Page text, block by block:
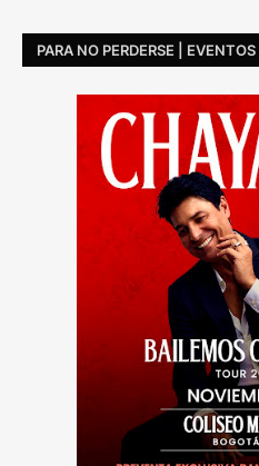
PARA NO PERDERSE | EVENTOS